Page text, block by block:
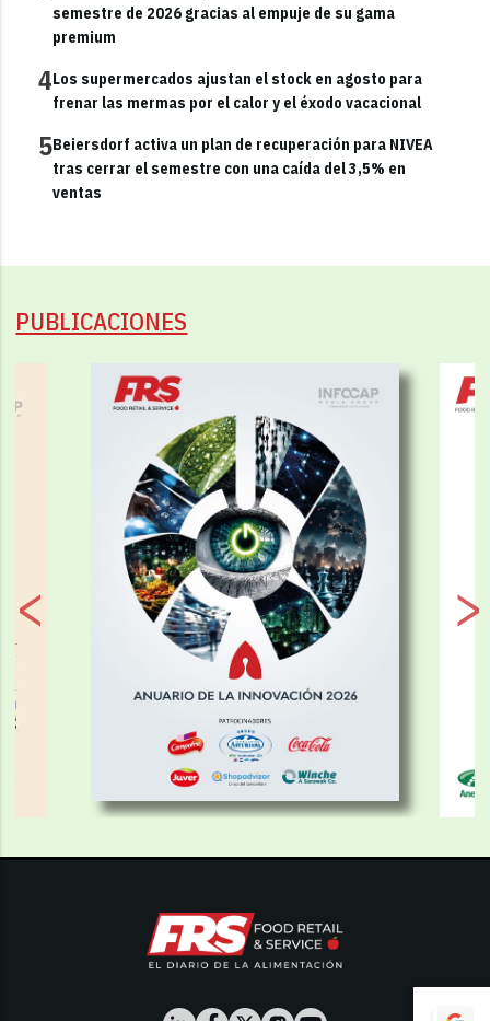
semestre de 2026 gracias al empuje de su gama
premium
4Los supermercados ajustan el stock en agosto para
frenar las mermas por el calor y el éxodo vacacional
5Beiersdorf activa un plan de recuperación para NIVEA
tras cerrar el semestre con una caída del 3,5% en
ventas
PUBLICACIONES